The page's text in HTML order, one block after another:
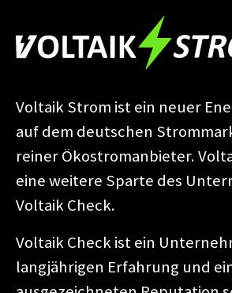
ÜBER UNS
Voltaik Strom ist ein neuer
auf dem deutschen
reiner Ökostromanbieter.
eine weitere Sparte des
Voltaik Check.
Voltaik Check ist ein
langjährigen Erfahrung und